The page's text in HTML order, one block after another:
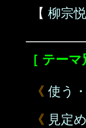
【 柳宗
［ テーマ
《 使う
《 見定